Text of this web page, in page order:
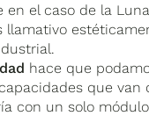
en el caso de la
llamativo
hace que
que van
con un solo